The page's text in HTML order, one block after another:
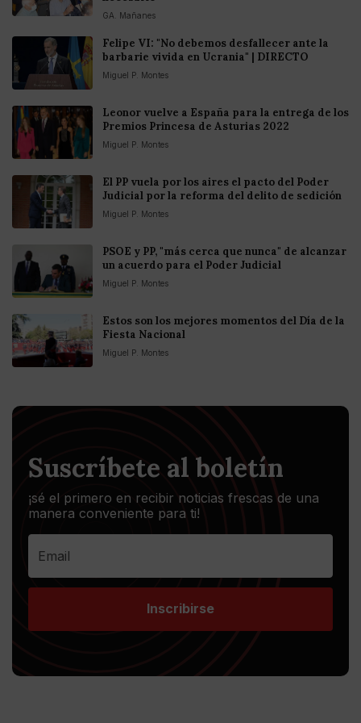
GA. Mañanes
Felipe VI: "No debemos desfallecer ante la
barbarie vivida en Ucrania" | DIRECTO
Miguel P. Montes
Leonor vuelve a España para la entrega de los
Premios Princesa de Asturias 2022
Miguel P. Montes
El PP vuela por los aires el pacto del Poder
Judicial por la reforma del delito de sedición
Miguel P. Montes
PSOE y PP, "más cerca que nunca" de alcanzar
un acuerdo para el Poder Judicial
Miguel P. Montes
Estos son los mejores momentos del Día de la
Fiesta Nacional
Miguel P. Montes
Suscríbete al boletín
¡sé el primero en recibir noticias frescas de una
manera conveniente para ti!
Inscribirse